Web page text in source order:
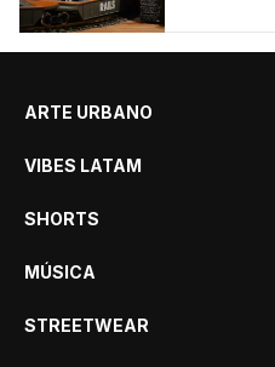
ARTE URBANO
VIBES LATAM
SHORTS
MÚSICA
STREETWEAR